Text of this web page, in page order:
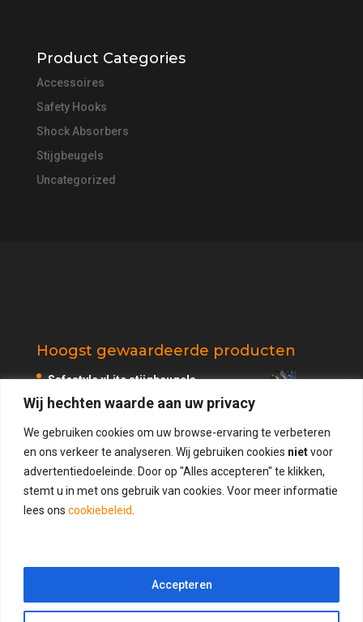
Wij hechten waarde aan uw privacy
We gebruiken cookies om uw browse-ervaring te verbeteren
en ons verkeer te analyseren. Wij gebruiken cookies nietvoor
advertentiedoeleinde. Door op "Alles accepteren" te klikken,
stemt u in met ons gebruik van cookies. Voor meer informatie
lees ons cookiebeleid
Accepteren
Product Categories
Accessoires
Safety Hooks
Shock Absorbers
Stijgbeugels
Uncategorized
Hoogst gewaardeerde producten
Safestyle xLite stijgbeugels
€109.95
Safestyle 90 graden stijgbeugels
Beoordeling
€109.95
Safestyle Junior 90 graden stijgbeugels
€109.95
Safestyle Brochure